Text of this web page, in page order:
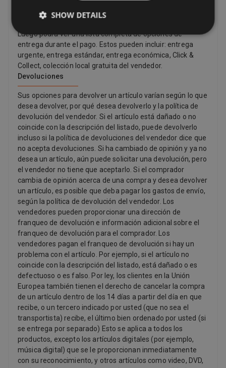
garantía de Cosladafon para asegurar tu total
satisfacción.Beneficios de Comprar el iPhone 15 en
CosladafonPrecios Competitivos: Ofrecemos los mejores
precios del mercado.Atención Personalizada: Nuestro equipo
está disponible para responder todas tus preguntas y brindarte
el mejor servicio.Garantía y Seguridad: Todos nuestros
productos cuentan con 2 años de garantía de Cosladafon y las
transacciones son 100% seguras.Financiación Flexible: Opciones
de pago que se adaptan a tu presupuesto.Visítanos en nuestra
página web para adquirir tu iPhone 15 y descubre por qué
somos la tienda preferida de muchos españoles para productos
tecnológicos.Palabras clave: iPhone 15, comprar iPhone 15,
iPhone 15 Cosladafon, iPhone 15 precio, iPhone 15
características, iPhone 15 oferta, iPhone 15 cámara, iPhone 15
pantalla, iPhone 15 resistencia al agua, iPhone 15 rendimiento,
iPhone 15 almacenamiento, iPhone 15 diseño, iPhone 15 iOS 17.
conveniente. Muchos vendedores ofrecen entrega
gratuita. Siempre puede encontrar el costo de envío y la
Luego podrá ver una lista completa de opciones de
entrega durante el pago. Estos pueden incluir: entrega
urgente, entrega estándar, entrega económica, Click &
Collect, colección local gratuita del vendedor.
Devoluciones
Sus opciones para devolver un artículo varían según lo que
desea devolver, por qué desea devolverlo y la política de
devolución del vendedor. Si el artículo está dañado o no
coincide con la descripción del listado, puede devolverlo
incluso si la política de devoluciones del vendedor dice que
no acepta devoluciones. Si ha cambiado de opinión y ya no
desea un artículo, aún puede solicitar una devolución, pero
el vendedor no tiene que aceptarlo. Si el comprador
cambia de opinión acerca de una compra y desea devolver
un artículo, es posible que deba pagar los gastos de envío,
según la política de devolución del vendedor. Los
vendedores pueden proporcionar una dirección de
franqueo de devolución e información adicional sobre el
franqueo de devolución para el comprador. Los
vendedores pagan el franqueo de devolución si hay un
problema con el artículo. Por ejemplo, si el artículo no
coincide con la descripción del listado, está dañado o es
defectuoso o es falso. Por ley, los clientes en la Unión
Europea también tienen el derecho de cancelar la compra
de un artículo dentro de los 14 días a partir del día en que
recibe, o un tercero indicado por usted (que no sea el
transportista) recibe, el último bien ordenado por usted (si
se entrega por separado) Esto se aplica a todos los
productos, excepto los artículos digitales (por ejemplo,
música digital) que se le proporcionan inmediatamente
con su reconocimiento, y otros artículos como video, DVD,
SHOW DETAILS